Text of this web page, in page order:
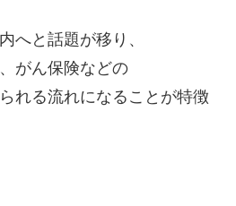
へと話題が移り、
がん保険などの
れる流れになることが特徴